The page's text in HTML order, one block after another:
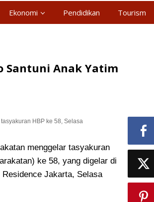
Ekonomi Pendidikan Tourism
Santuni Anak Yatim
HBP ke 58, Selasa
menggelar tasyakuran
ke 58, yang digelar di
Jakarta, Selasa